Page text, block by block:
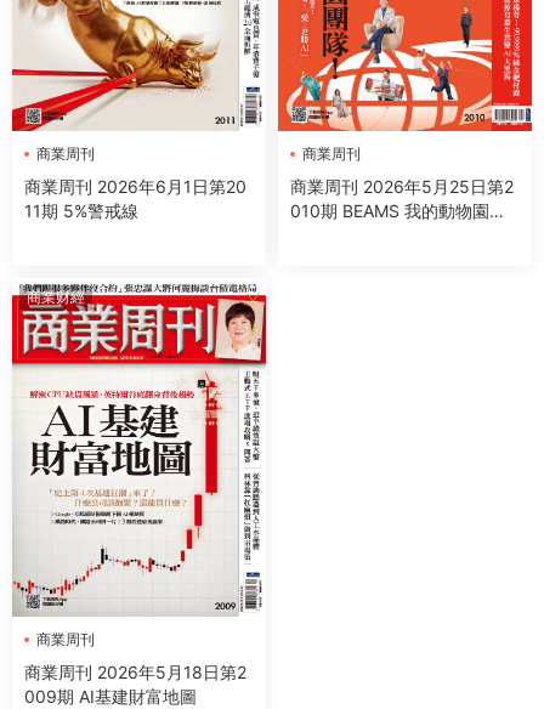
商業周刊
商業周刊 2026年6月1日第20
11期 5%警戒線
商業周刊
商業周刊 2026年5月25日第2
010期 BEAMS 我的動物園團
商業财經
商業周刊
商業周刊 2026年5月18日第2
009期 AI基建財富地圖